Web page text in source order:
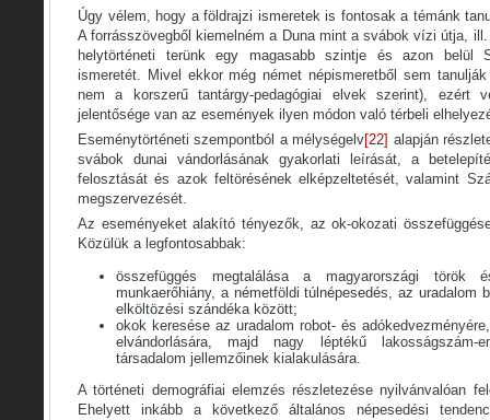
Úgy vélem, hogy a földrajzi ismeretek is fontosak a témánk
A forrásszövegből kiemelném a Duna mint a svábok vízi útja,
helytörténeti terünk egy magasabb szintje és azon belül
ismeretét. Mivel ekkor még német népismeretből sem
nem a korszerű tantárgy-pedagógiai elvek szerint), ezért
jelentősége van az események ilyen módon való térbeli
Eseménytörténeti szempontból a mélységelv[22] alapján
svábok dunai vándorlásának gyakorlati leírását, a
felosztását és azok feltörésének elképzeltetését, valamint
megszervezését.
Az eseményeket alakító tényezők, az ok-okozati
Közülük a legfontosabbak:
összefüggés megtalálása a magyarországi török
munkaerőhiány, a németföldi túlnépesedés, az uradalom
elköltözési szándéka között;
okok keresése az uradalom robot- és
elvándorlására, majd nagy léptékű lakosságszám-
társadalom jellemzőinek kialakulására.
A történeti demográfiai elemzés részletezése nyilvánvalóan
Ehelyett inkább a következő általános népesedési